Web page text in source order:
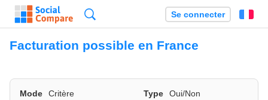
Se connecter
Facturation possible en France
Mode Critère Type
Oui/Non